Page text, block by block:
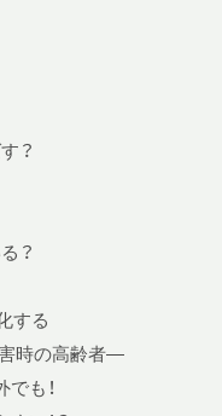
？
？
する
時の高齢者—
も！